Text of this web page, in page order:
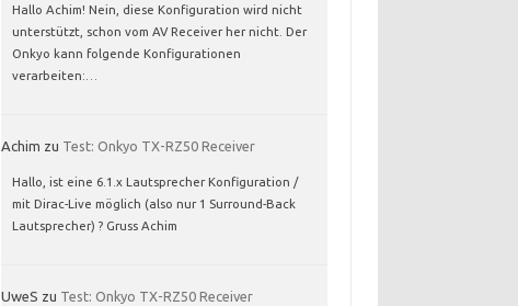
Hallo Achim! Nein, diese Konfiguration wird nicht
unterstützt, schon vom AV Receiver her nicht. Der
Onkyo kann folgende Konfigurationen
verarbeiten:…
Achim zu Test: Onkyo TX-RZ50 Receiver
Hallo, ist eine 6.1.x Lautsprecher Konfiguration /
mit Dirac-Live möglich (also nur 1 Surround-Back
Lautsprecher) ? Gruss Achim
UweS zu Test: Onkyo TX-RZ50 Receiver